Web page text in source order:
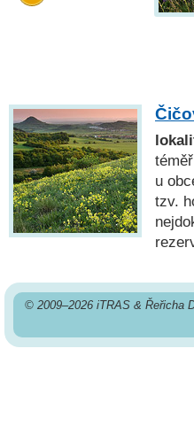
u
tzv.
© 2009–2026 iTRAS & Řeřicha